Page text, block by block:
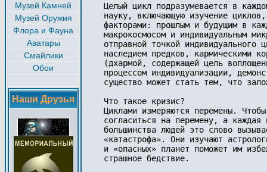
Музей Камней
Музей Оружия
Флора и Фауна
Аватары
Смайлики
Обои
Наши Друзья
Целый цикл подразумевается в
науку, включающую изучение
факторами: прошлым и будущим в
макрокосмосом и индивидуальным
отправной точкой
наследием предков, кармическими
(дхармой, содержащей цель
процессом индивидуализации,
существо может стать тем, что
Что такое кризис?
Циклами измеряются перемены.
согласиться на перемену, а
большинства людей это слово
«катастрофа». Они изучают
и «опасных» планет поможет им
страшное бедствие.